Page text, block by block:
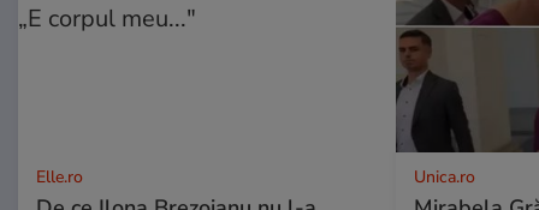
Elle.ro Unica.ro